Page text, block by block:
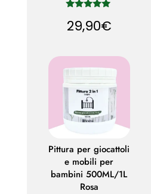
5.00
su 5
29,90€
Pittura per giocattoli
e mobili per
bambini 500ML/1L
Rosa